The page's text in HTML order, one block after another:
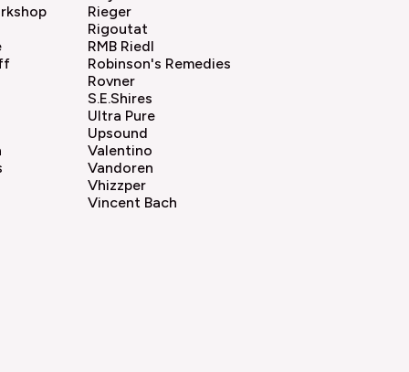
Rieger
Rigoutat
RMB Riedl
Robinson's Remedies
Rovner
S.E.Shires
Ultra Pure
Upsound
Valentino
Vandoren
Vhizzper
Vincent Bach